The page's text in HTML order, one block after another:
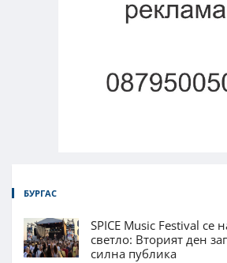
БУРГАС
SPICE Music Festival
светло: Вторият ден
силна публика